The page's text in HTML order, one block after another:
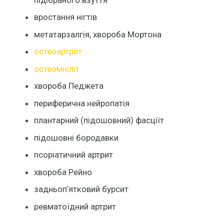
вростання нігтів
метатарзалгія, хвороба Мортона
остеоартрит
остеомієліт
хвороба Педжета
периферична нейропатія
плантарний (підошовний) фасціїт
підошовні бородавки
псоріатичний артрит
хвороба Рейно
задньоп’ятковий бурсит
ревматоїдний артрит